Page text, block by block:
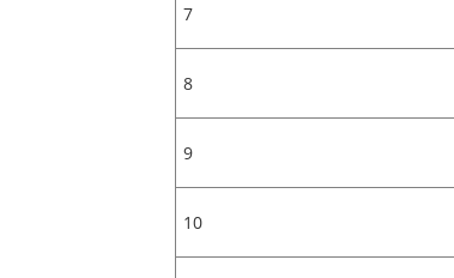
7
8
9
10